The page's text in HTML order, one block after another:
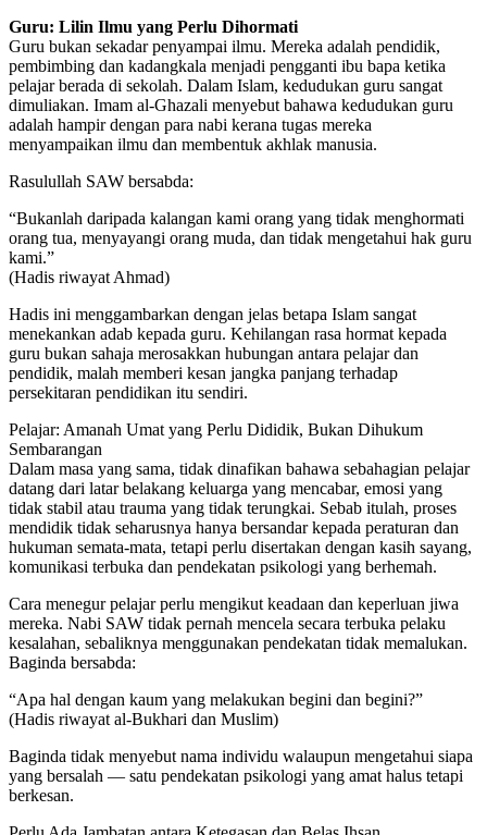
Guru: Lilin Ilmu yang Perlu Dihormati
Guru bukan sekadar penyampai ilmu. Mereka adalah pendidik,
pembimbing dan kadangkala menjadi pengganti ibu bapa ketika
pelajar berada di sekolah. Dalam Islam, kedudukan guru sangat
dimuliakan. Imam al-Ghazali menyebut bahawa kedudukan guru
adalah hampir dengan para nabi kerana tugas mereka
menyampaikan ilmu dan membentuk akhlak manusia.
Rasulullah SAW bersabda:
“Bukanlah daripada kalangan kami orang yang tidak menghormati
orang tua, menyayangi orang muda, dan tidak mengetahui hak guru
kami.”
(Hadis riwayat Ahmad)
Hadis ini menggambarkan dengan jelas betapa Islam sangat
menekankan adab kepada guru. Kehilangan rasa hormat kepada
guru bukan sahaja merosakkan hubungan antara pelajar dan
pendidik, malah memberi kesan jangka panjang terhadap
persekitaran pendidikan itu sendiri.
Pelajar: Amanah Umat yang Perlu Dididik, Bukan Dihukum
Sembarangan
Dalam masa yang sama, tidak dinafikan bahawa sebahagian pelajar
datang dari latar belakang keluarga yang mencabar, emosi yang
tidak stabil atau trauma yang tidak terungkai. Sebab itulah, proses
mendidik tidak seharusnya hanya bersandar kepada peraturan dan
hukuman semata-mata, tetapi perlu disertakan dengan kasih sayang,
komunikasi terbuka dan pendekatan psikologi yang berhemah.
Cara menegur pelajar perlu mengikut keadaan dan keperluan jiwa
mereka. Nabi SAW tidak pernah mencela secara terbuka pelaku
kesalahan, sebaliknya menggunakan pendekatan tidak memalukan.
Baginda bersabda:
“Apa hal dengan kaum yang melakukan begini dan begini?”
(Hadis riwayat al-Bukhari dan Muslim)
Baginda tidak menyebut nama individu walaupun mengetahui siapa
yang bersalah — satu pendekatan psikologi yang amat halus tetapi
berkesan.